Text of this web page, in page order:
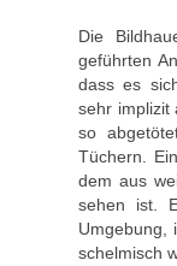
Die
geführten
dass es
sehr implizit
so
Tüchern.
dem aus
sehen ist.
Umgebung,
schelmisch